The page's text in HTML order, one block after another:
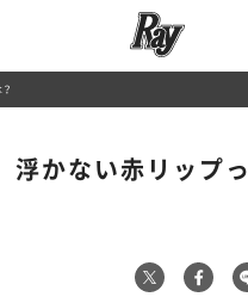
浮かない赤リップっ